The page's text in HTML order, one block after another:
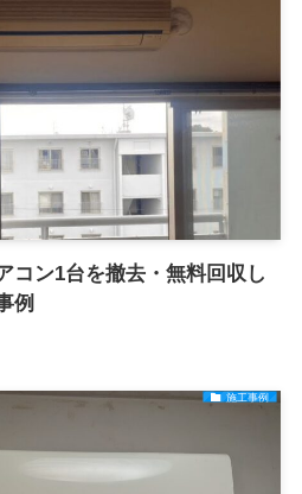
コン1台を撤去・無料回収し
例
施工事例